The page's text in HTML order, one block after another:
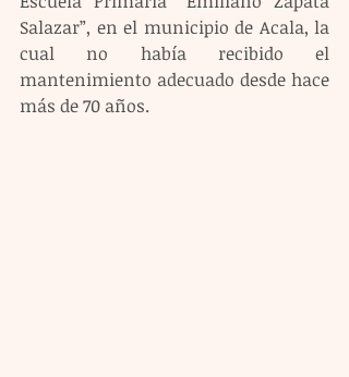
Salazar”, en el municipio de Acala, la
cual no había recibido el
mantenimiento adecuado desde hace
más de 70 años.